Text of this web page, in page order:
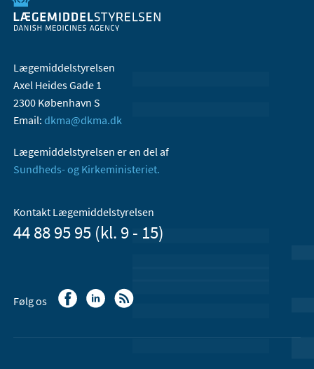
Lægemiddelstyrelsen
Axel Heides Gade 1
2300 København S
Email: dkma@dkma.dk
Lægemiddelstyrelsen er en del af
Sundheds- og Kirkeministeriet.
Kontakt Lægemiddelstyrelsen
44 88 95 95 (kl. 9 - 15)
Følg os